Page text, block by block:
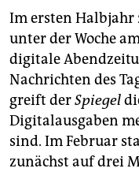
Im ersten Halbjahr
unter der Woche
digitale
Nachrichten des
greift derSpiegel
Digitalausgaben
sind. Im Februar
zunächst auf drei